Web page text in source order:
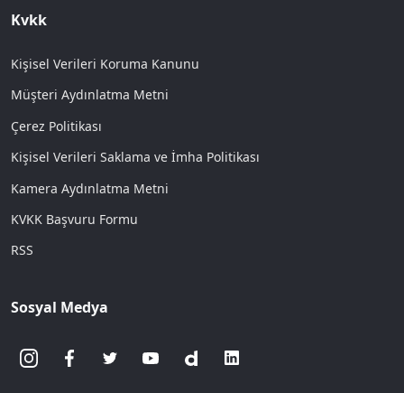
Kvkk
Kişisel Verileri Koruma Kanunu
Müşteri Aydınlatma Metni
Çerez Politikası
Kişisel Verileri Saklama ve İmha Politikası
Kamera Aydınlatma Metni
KVKK Başvuru Formu
RSS
Sosyal Medya